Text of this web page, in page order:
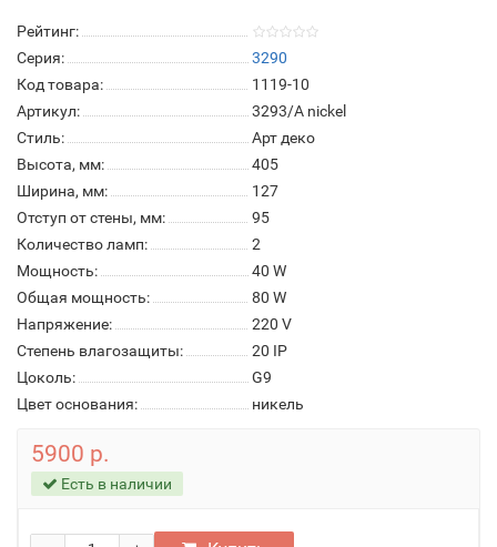
Рейтинг:
Серия:
3290
Код товара:
1119-10
Артикул:
3293/A nickel
Стиль:
Арт деко
Высота, мм:
405
Ширина, мм:
127
Отступ от стены, мм:
95
Количество ламп:
2
Мощность:
40 W
Общая мощность:
80 W
Напряжение:
220 V
Степень влагозащиты:
20 IP
Цоколь:
G9
Цвет основания:
никель
5900 р.
Есть в наличии